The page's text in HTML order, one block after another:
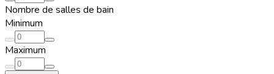
Nombre de salles de bain
Minimum
Maximum